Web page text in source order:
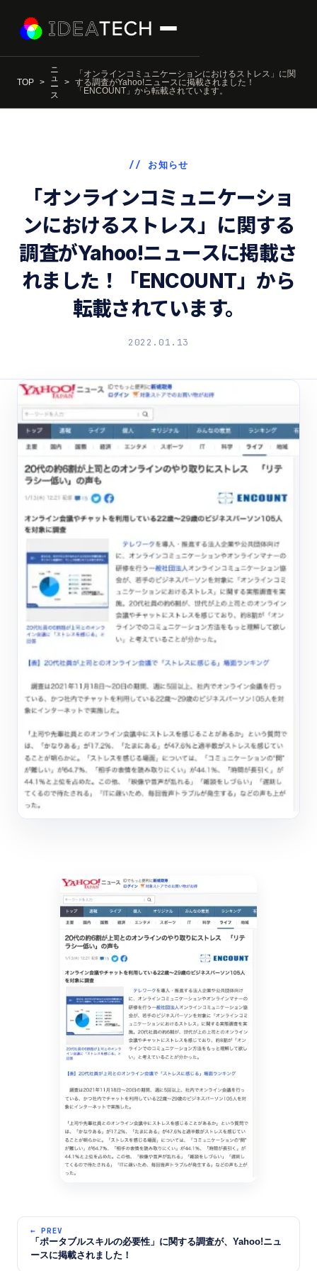
TOP
ニ
ュ
ー
ス
「オンラインコミュニケーションにおけるストレス」に関
する調査がYahoo!ニュースに掲載されました！
「ENCOUNT」から転載されています。
// お知らせ
「オンラインコミュニケーショ
ンにおけるストレス」に関する
調査がYahoo!ニュースに掲載さ
れました！「ENCOUNT」から
転載されています。
2022.01.13
← PREV
「ポータブルスキルの必要性」に関する調査が、Yahoo!ニュ
ースに掲載されました！